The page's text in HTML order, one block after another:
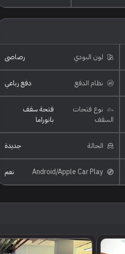
لون البودي رصاصي
نظام الدفع دفع رباعي
نوع فتحات
السقف
فتحة سقف
بانوراما
الحالة جديدة
نعم